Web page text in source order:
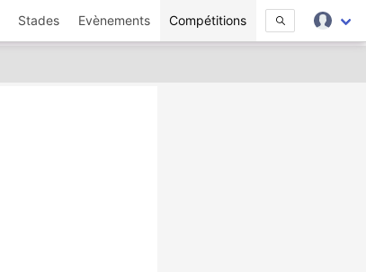
Stades Evènements Compétitions